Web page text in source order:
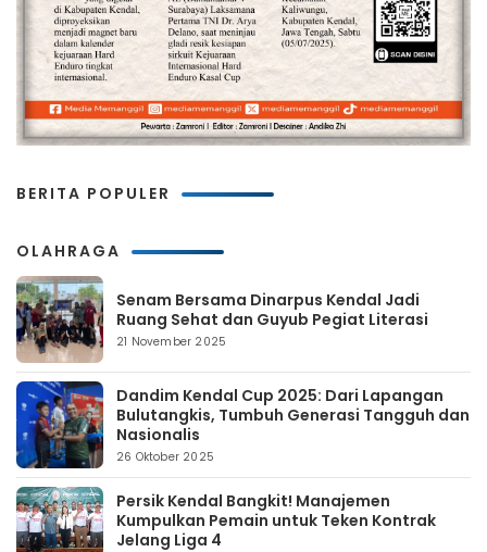
BERITA POPULER
OLAHRAGA
Senam Bersama Dinarpus Kendal Jadi
Ruang Sehat dan Guyub Pegiat Literasi
21 November 2025
Dandim Kendal Cup 2025: Dari Lapangan
Bulutangkis, Tumbuh Generasi Tangguh dan
Nasionalis
26 Oktober 2025
Persik Kendal Bangkit! Manajemen
Kumpulkan Pemain untuk Teken Kontrak
Jelang Liga 4